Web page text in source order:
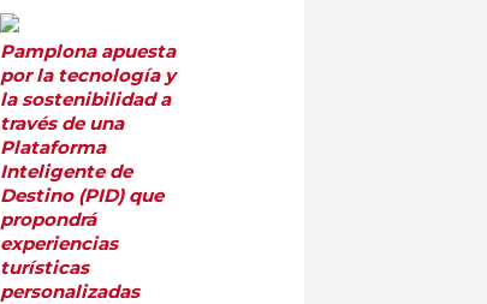
Pamplona apuesta
por la tecnología y
la sostenibilidad a
través de una
Plataforma
Inteligente de
Destino (PID) que
propondrá
experiencias
turísticas
personalizadas